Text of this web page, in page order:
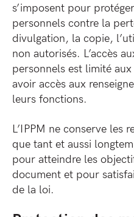
s’imposent pour
personnels contre la
divulgation, la copie,
non autorisés. L’accès
personnels est limité
avoir accès aux
leurs fonctions.
L’IPPM ne conserve les
que tant et aussi
pour atteindre les
document et pour
de la loi.